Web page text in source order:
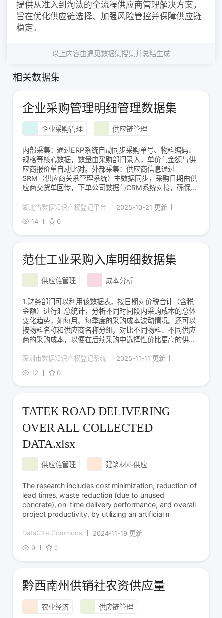
提供从准入到淘汰的全流程供应商管理解决方案，
旨在优化供应链选择、加强风险管控并保障供应链
稳定。
以上内容由遇见数据集搜集并总结生成
相关数据集
企业采购管理明细管理数据集
企业采购管理 供应链管理
内部采集‌：通过ERP系统自动同步采购单号、物料编码、
规格等核心数据，数量由采购部门录入，单价与金额与供
应商报价单自动比对。‌外部采集‌：供应商信息通过
SRM（供应商关系管理系统）主数据同步，采购日期由供
应商交货单回传，下单公司数据与CRM系统对接，确保采
湖北省数据知识产权登记平台
2025-10-21 更新
14
0
范仕工业采购入库明细数据集
供应链管理 成本分析
1.财务部门可以利用该数据表，按日期对价税合计（含税
金额）进行汇总统计，分析不同时间段内采购成本的总体
变化趋势，如每月、每季度的采购成本波动情况。还可以
按物料名称和供应商名称分组，对比不同物料、不同供应
商的采购成本，以便在后续采购中选择性价比更高的供应
各个供应商名称采购的单据数量、入库数量（实收数量总
和），可以评估供应商的供货稳定性和可靠性。对
深圳市数据知识产权登记系统
2025-11-11 更新
12
0
TATEK ROAD DELIVERING
OVER ALL COLLECTED
DATA.xlsx
供应链管理 建筑材料供应
The research includes cost minimization, reduction of
lead times, waste reduction (due to unused
concrete), on-time delivery performance, and overall
project productivity, by utilizing an artificial n
DataCite Commons
2024-11-19 更新
9
0
黔西南州供销社农资供应量
农业经济 供应链管理